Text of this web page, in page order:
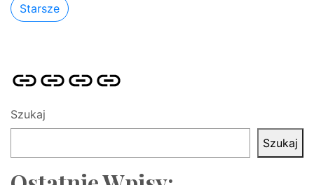
Starsze
Strona
główna
Pozycjonowanie
Stron
SKLEP
SEO
BLOG
Szukaj
Szukaj